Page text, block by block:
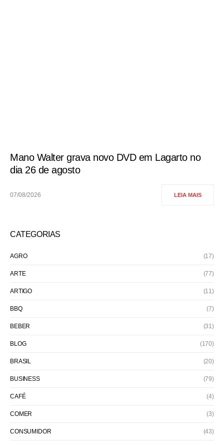
Mano Walter grava novo DVD em Lagarto no
dia 26 de agosto
07/08/2026 LEIA MAIS
CATEGORIAS
AGRO (17)
ARTE (77)
ARTIGO (11)
BBQ (7)
BEBER (31)
BLOG (170)
BRASIL (20)
BUSINESS (79)
CAFÉ (4)
COMER (3)
CONSUMIDOR (43)